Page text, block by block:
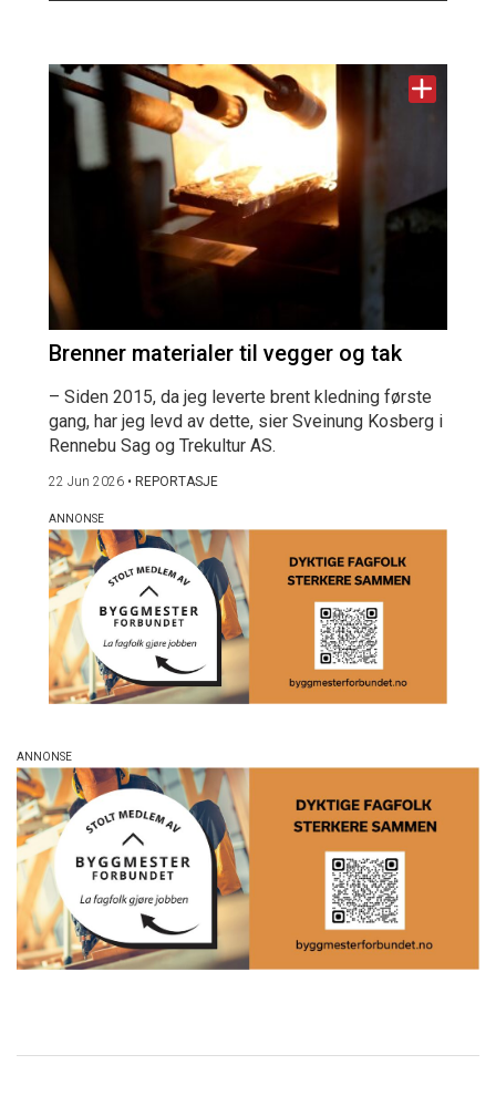
Brenner materialer til vegger og tak
– Siden 2015, da jeg leverte brent kledning første
gang, har jeg levd av dette, sier Sveinung Kosberg i
Rennebu Sag og Trekultur AS.
22 Jun 2026 • REPORTASJE